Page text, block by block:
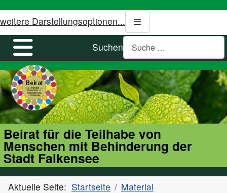
weitere Darstellungsoptionen...
Suchen
Beirat für die Teilhabe von
Menschen mit Behinderung der
Stadt Falkensee
Aktuelle Seite: Startseite
Material